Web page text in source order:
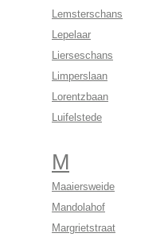
Lemsterschans
Lepelaar
Lierseschans
Limperslaan
Lorentzbaan
Luifelstede
M
Maaiersweide
Mandolahof
Margrietstraat